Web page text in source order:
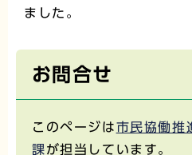
ました。
お問合せ
このページは市民協働
課が担当しています。